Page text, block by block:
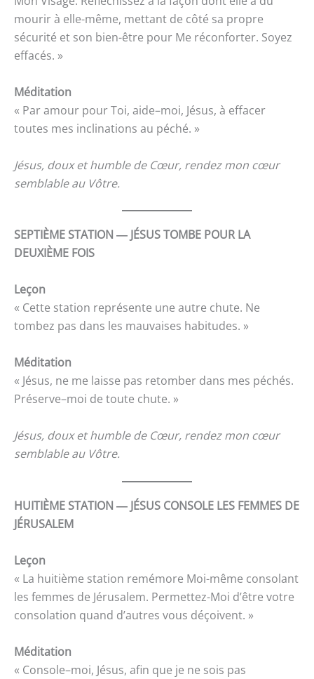
mourir à elle-même, mettant de côté sa propre
sécurité et son bien-être pour Me réconforter. Soyez
effacés. »
Méditation
« Par amour pour Toi, aide–moi, Jésus, à effacer
toutes mes inclinations au péché. »
Jésus, doux et humble de Cœur, rendez mon cœur
semblable au Vôtre.
SEPTIÈME STATION ― JÉSUS TOMBE POUR LA
DEUXIÈME FOIS
Leçon
« Cette station représente une autre chute. Ne
tombez pas dans les mauvaises habitudes. »
Méditation
« Jésus, ne me laisse pas retomber dans mes péchés.
Préserve–moi de toute chute. »
Jésus, doux et humble de Cœur, rendez mon cœur
semblable au Vôtre.
HUITIÈME STATION ― JÉSUS CONSOLE LES FEMMES DE
JÉRUSALEM
Leçon
« La huitième station remémore Moi-même consolant
les femmes de Jérusalem. Permettez-Moi d’être votre
consolation quand d’autres vous déçoivent. »
Méditation
« Console–moi, Jésus, afin que je ne sois pas